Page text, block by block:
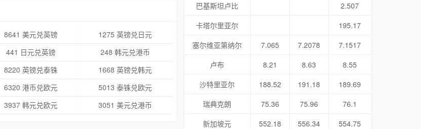
8641 美元兑英镑
1275 英镑兑日元
441 日元兑英镑
248 韩元兑港币
8220 英镑兑泰铢
1668 英镑兑韩元
6320 港币兑欧元
5013 泰铢兑欧元
3937 韩元兑欧元 3051 美元兑港币
巴基斯坦卢比
2.507
卡塔尔里亚尔
195.17
塞尔维亚第纳尔
7.065 7.2078
7.1517
卢布
8.21 8.63
8.55
沙特里亚尔
188.52 191.18
189.69
瑞典克朗
75.36 75.96
76.1
新加坡元
552.18 556.34
554.75